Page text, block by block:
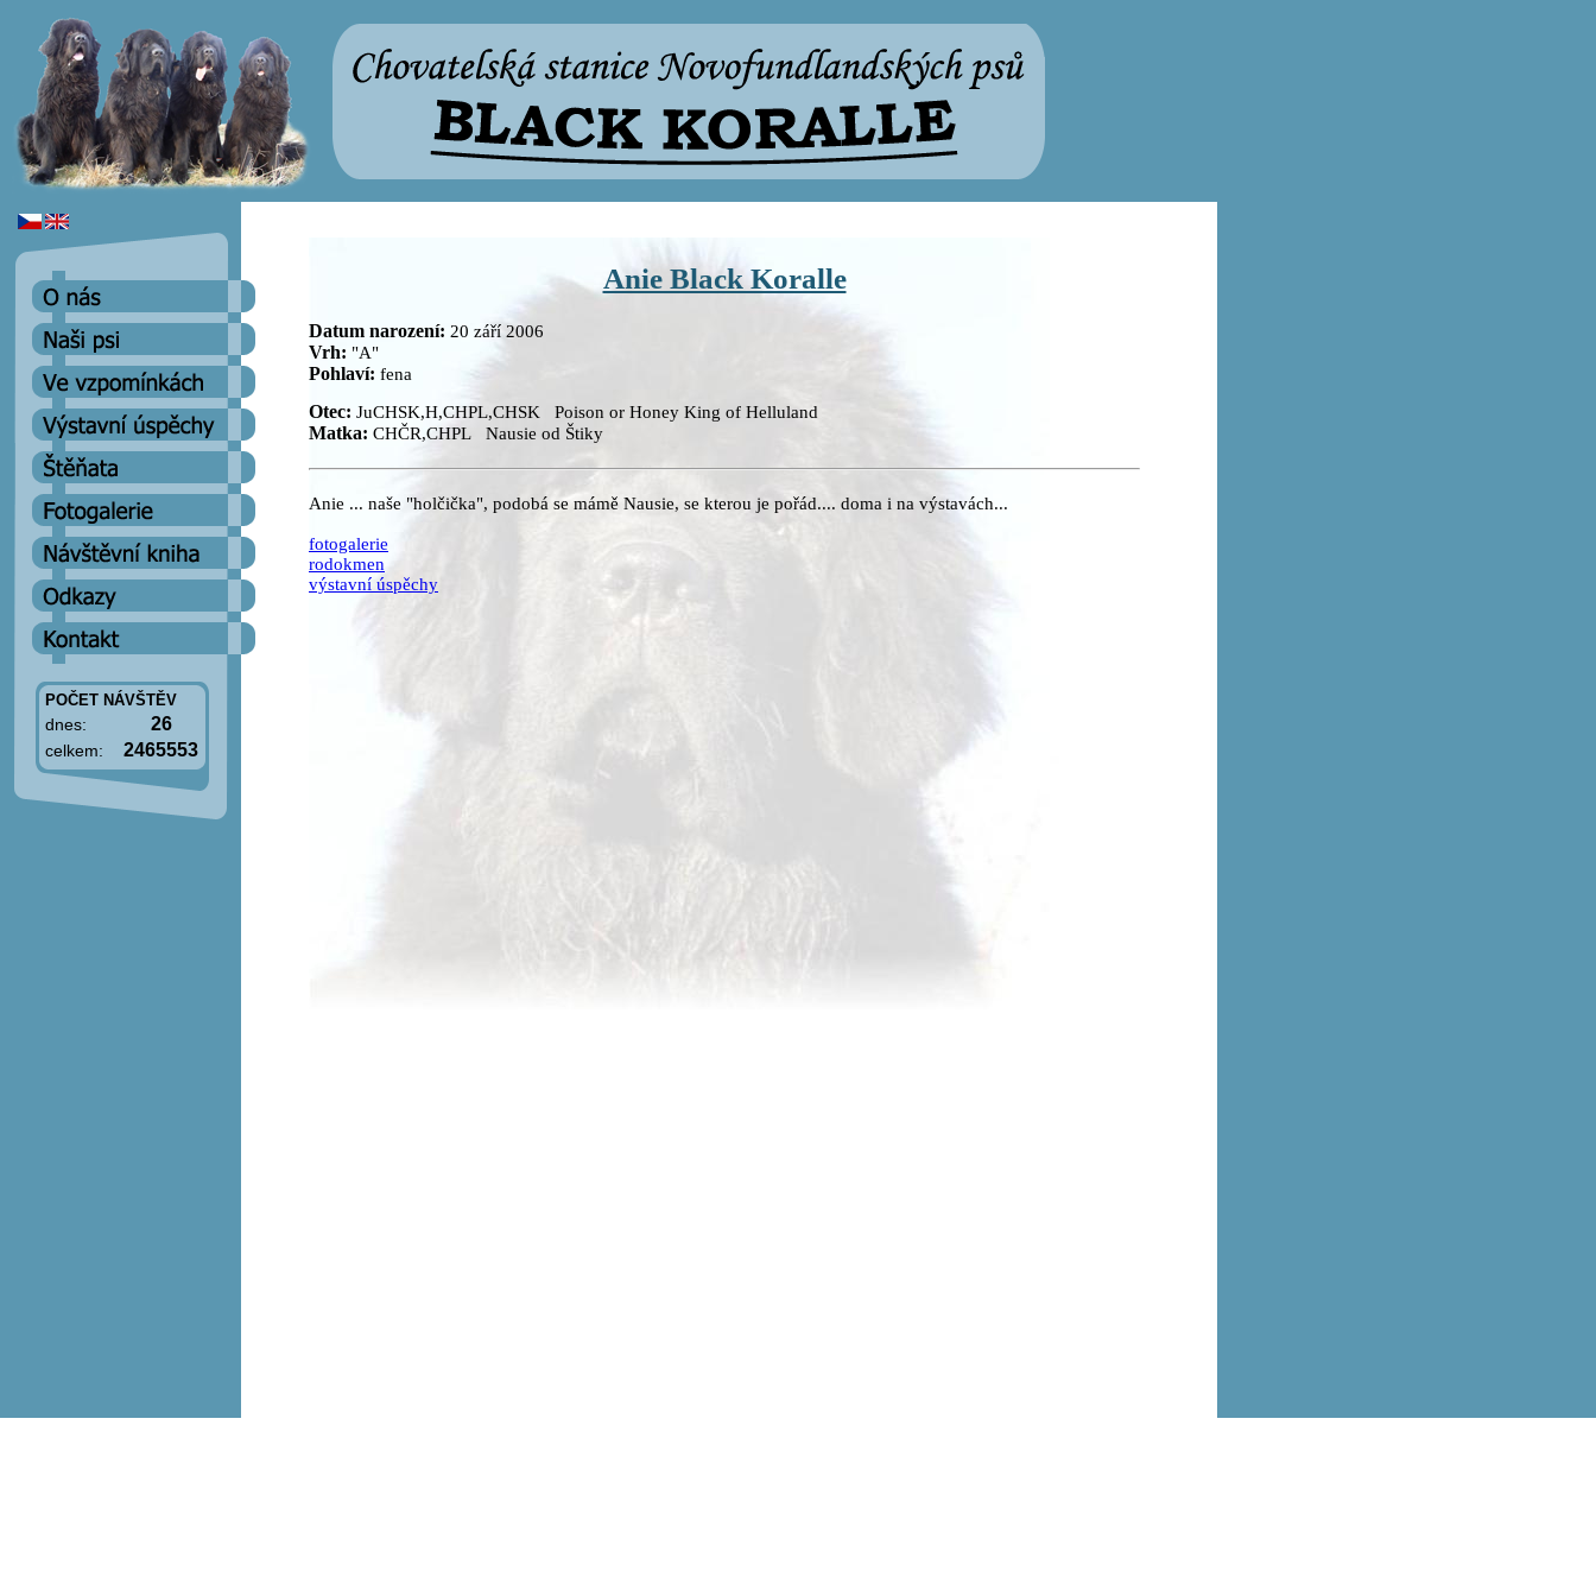
POČET NÁVŠTĚV
dnes: 26
celkem: 2465553
Anie Black Koralle
Datum narození: 20 září 2006
Vrh: "A"
Pohlaví: fena
Otec: JuCHSK,H,CHPL,CHSK Poison or Honey King of Helluland
Matka: CHČR,CHPL Nausie od Štiky
Anie ... naše "holčička", podobá se mámě Nausie, se kterou je pořád.... doma i na výstavách...
fotogalerie
rodokmen
výstavní úspěchy